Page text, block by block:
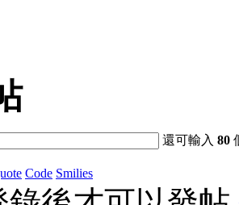
還可輸入80
Code Smilies